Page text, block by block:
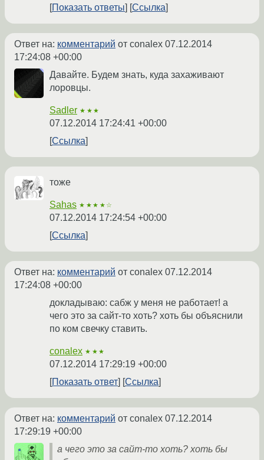
Показать ответы
Ссылка
Ответ на: комментарий от conalex 07.12.2014
17:24:08 +00:00
Давайте. Будем знать, куда захаживают
лоровцы.
Sadler ★★★
07.12.2014 17:24:41 +00:00
Ссылка
тоже
Sahas ★★★★☆
07.12.2014 17:24:54 +00:00
Ссылка
Ответ на: комментарий от conalex 07.12.2014
17:24:08 +00:00
докладываю: сабж у меня не работает! а
чего это за сайт-то хоть? хоть бы объяснили
по ком свечку ставить.
conalex ★★★
07.12.2014 17:29:19 +00:00
Показать ответ
Ссылка
Ответ на: комментарий от conalex 07.12.2014
17:29:19 +00:00
а чего это за сайт-то хоть? хоть бы